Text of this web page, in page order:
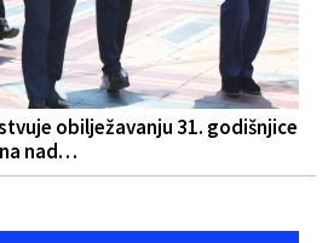
obilježavanju 31. godišnjice
nad…